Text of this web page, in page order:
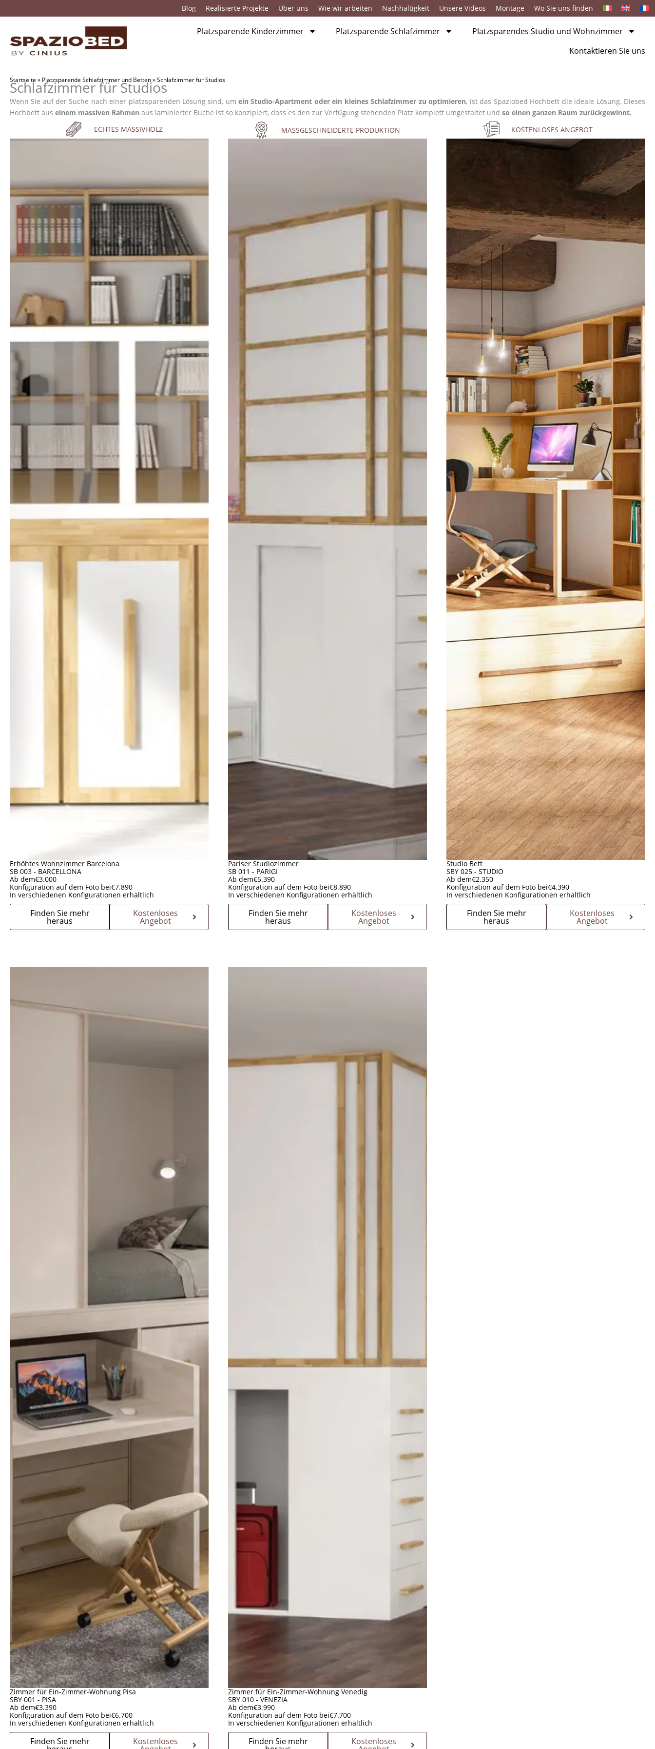
Inhalt
Blog Realisierte Projekte Über uns Wie wir arbeiten Nachhaltigkeit Unsere Videos Montage Wo Sie uns finden
Platzsparende Kinderzimmer Platzsparende Schlafzimmer
Platzsparendes Studio und Wohnzimmer
Kontaktieren Sie uns
Startseite » Platzsparende Schlafzimmer und Betten»Schlafzimmer für Studios
Schlafzimmer für Studios
Wenn Sie auf der Suche nach einer platzsparenden Lösung sind, um ein Studio-Apartment oder ein kleines Schlafzimmer zu optimieren, ist das Spaziobed Hochbett die ideale Lösung. Dieses
Hochbett aus einem massiven Rahmen aus laminierter Buche ist so konzipiert, dass es den zur Verfügung stehenden Platz komplett umgestaltet und so einen ganzen Raum zurückgewinnt.
ECHTES MASSIVHOLZ
MASSGESCHNEIDERTE PRODUKTION KOSTENLOSES ANGEBOT
Erhöhtes Wohnzimmer Barcelona
SB 003 - BARCELLONA
Ab dem€3.000
Konfiguration auf dem Foto bei€7.890
In verschiedenen Konfigurationen erhältlich
Finden Sie mehr
heraus
Kostenloses
Angebot
Pariser Studiozimmer
SB 011 - PARIGI
Ab dem€5.390
Konfiguration auf dem Foto bei€8.890
In verschiedenen Konfigurationen erhältlich
Finden Sie mehr
heraus
Kostenloses
Angebot
Studio Bett
SBY 025 - STUDIO
Ab dem€2.350
Konfiguration auf dem Foto bei€4.390
In verschiedenen Konfigurationen erhältlich
Finden Sie mehr
heraus
Kostenloses
Angebot
Zimmer für Ein-Zimmer-Wohnung Pisa
SBY 001 - PISA
Ab dem€3.390
Konfiguration auf dem Foto bei€6.700
In verschiedenen Konfigurationen erhältlich
Finden Sie mehr Kostenloses
Zimmer für Ein-Zimmer-Wohnung Venedig
SBY 010 - VENEZIA
Ab dem€3.990
Konfiguration auf dem Foto bei€7.700
In verschiedenen Konfigurationen erhältlich
Finden Sie mehr Kostenloses